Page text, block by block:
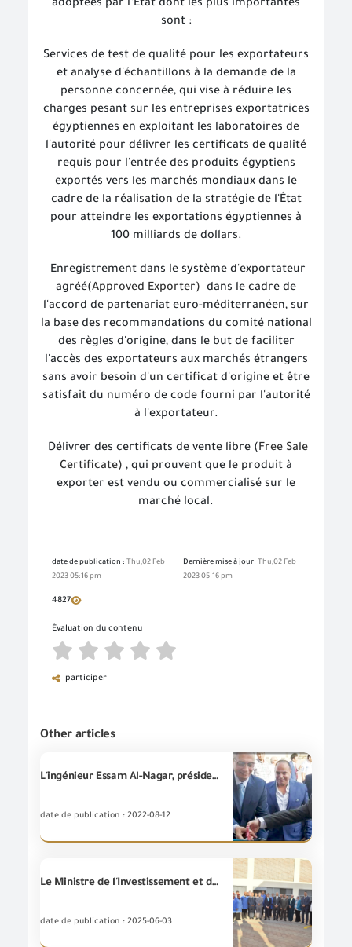
adoptées par l’État dont les plus importantes
sont :
Services de test de qualité pour les exportateurs
et analyse d'échantillons à la demande de la
personne concernée, qui vise à réduire les
charges pesant sur les entreprises exportatrices
égyptiennes en exploitant les laboratoires de
l'autorité pour délivrer les certificats de qualité
requis pour l'entrée des produits égyptiens
exportés vers les marchés mondiaux dans le
cadre de la réalisation de la stratégie de l'État
pour atteindre les exportations égyptiennes à
100 milliards de dollars.
Enregistrement dans le système d'exportateur
agréé(Approved Exporter) dans le cadre de
l'accord de partenariat euro-méditerranéen, sur
la base des recommandations du comité national
des règles d'origine, dans le but de faciliter
l'accès des exportateurs aux marchés étrangers
sans avoir besoin d'un certificat d'origine et être
satisfait du numéro de code fourni par l'autorité
à l'exportateur.
Délivrer des certificats de vente libre (Free Sale
Certificate) , qui prouvent que le produit à
exporter est vendu ou commercialisé sur le
marché local.
date de publication : Thu,02 Feb
2023 05:16 pm
Dernière mise à jour: Thu,02 Feb
2023 05:16 pm
4827
Évaluation du contenu
participer
Other articles
L'ingénieur Essam Al-Nagar, président du conseil d'administration de GOEIC, inaugure les derniers laboratoires d'essais chimiques à la succursale de l'autorité à Nuweib
date de publication : 2022-08-12
Le Ministre de l'Investissement et du Commerce Extérieur inaugure le Centre d'essais de la capacité des pompiers et des appareils d'incendie à la succursale de la (GOEIC) située à la ville de Badr, et cela dans le cadre des efforts de l'État pour localiser l'industrie et augmenter les exportations égyptiennes.
date de publication : 2025-06-03